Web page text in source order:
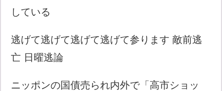
している
逃げて逃げて逃げて逃げて参ります 敵前逃
亡 日曜逃論
ニッポンの国債売られ内外で「高市ショッ